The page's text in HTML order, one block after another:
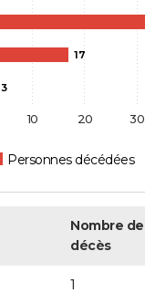
17
3
Personnes décédées
10 20 30
Nombre de
décès
1